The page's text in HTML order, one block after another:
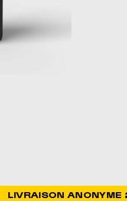
ANONYME 2-3J /